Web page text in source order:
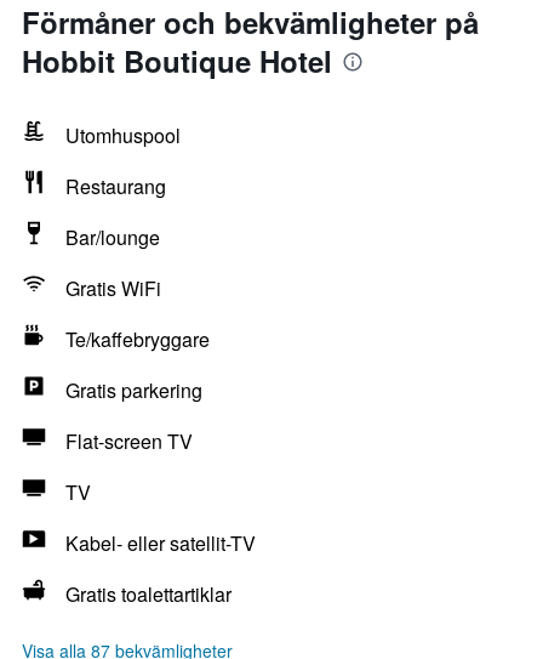
Förmåner och bekvämligheter på
Hobbit Boutique Hotel
Utomhuspool
Restaurang
Bar/lounge
Gratis WiFi
Te/kaffebryggare
Gratis parkering
Flat-screen TV
TV
Kabel- eller satellit-TV
Gratis toalettartiklar
Visa alla 87 bekvämligheter